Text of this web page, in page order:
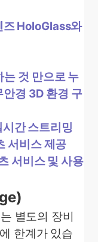
즈 HoloGlass와
것 만으로 누
안경 3D 환경 구
간 스트리밍
서비스 제공
서비스 및 사용
별도의 장비
한계가 있습